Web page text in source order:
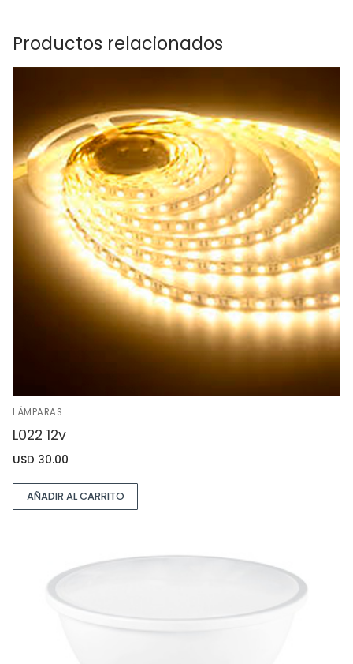
Productos relacionados
LÁMPARAS
L022 12v
USD 30.00
AÑADIR AL CARRITO